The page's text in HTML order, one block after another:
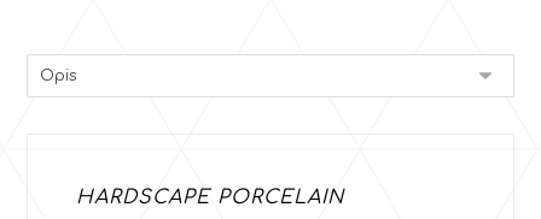
HARDSCAPE PORCELAIN